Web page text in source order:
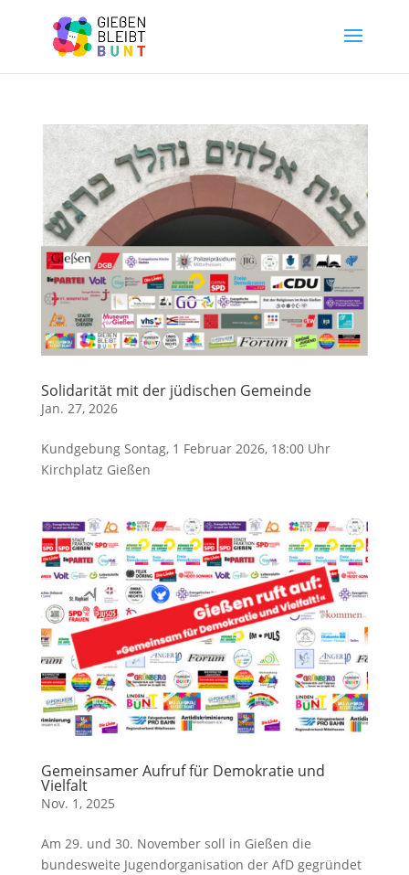
Solidarität mit der jüdischen Gemeinde
Jan. 27, 2026
Kundgebung Sontag, 1 Februar 2026, 18:00 Uhr
Kirchplatz Gießen
Gemeinsamer Aufruf für Demokratie und
Vielfalt
Nov. 1, 2025
Am 29. und 30. November soll in Gießen die
bundesweite Jugendorganisation der AfD gegründet